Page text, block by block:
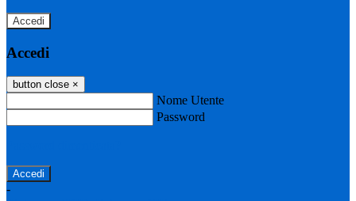
Accedi
Accedi
button close ×
Nome Utente
Password
-